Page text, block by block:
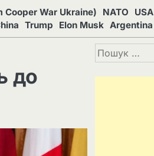
Cooper War Ukraine) NATO
USA
Trump Elon Musk Argentina
до
Пошук: